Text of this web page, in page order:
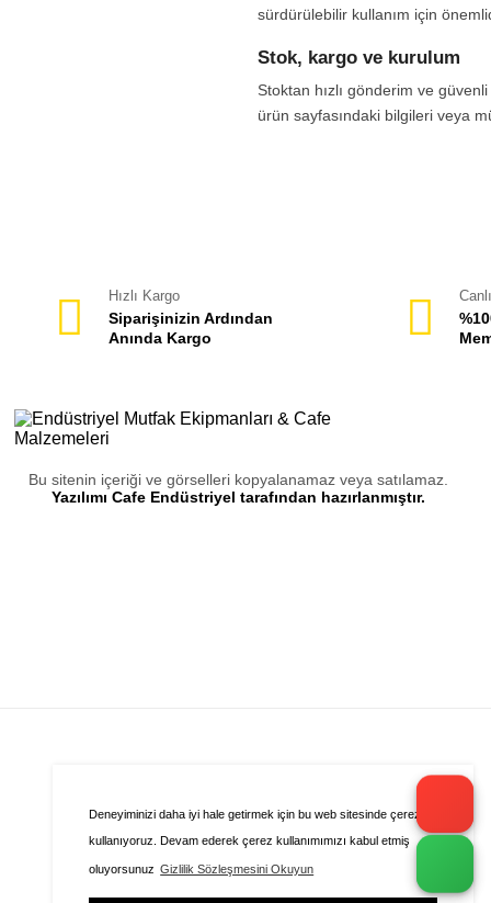
Deneyiminizi daha iyi hale getirmek için bu web sitesinde çerezleri
kullanıyoruz. Devam ederek çerez kullanımımızı kabul etmiş
oluyorsunuz Gizlilik Sözleşmesini Okuyun
sürdürülebilir kullanım için
Stok, kargo ve kurulum
Stoktan hızlı gönderim ve
ürün sayfasındaki bilgileri veya
Hızlı Kargo
Siparişinizin Ardından
Anında Kargo
Bu sitenin içeriği ve görselleri kopyalanamaz veya satılamaz.
Yazılımı Cafe Endüstriyel tarafından hazırlanmıştır.
Sepete Eklenemedi!
Bu ürünün seçenekleri bulunmaktadır.